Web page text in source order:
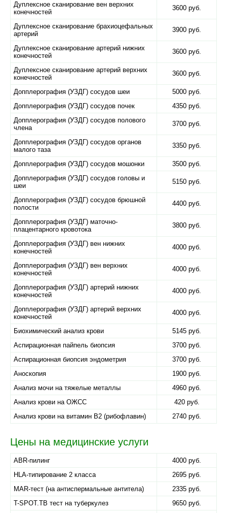
Дуплексное сканирование вен верхних
конечностей
3600 руб.
Дуплексное сканирование брахиоцефальных
артерий
3900 руб.
Дуплексное сканирование артерий нижних
конечностей
3600 руб.
Дуплексное сканирование артерий верхних
конечностей
3600 руб.
Допплерография (УЗДГ) сосудов шеи
5000 руб.
Допплерография (УЗДГ) сосудов почек
4350 руб.
Допплерография (УЗДГ) сосудов полового
члена
3700 руб.
Допплерография (УЗДГ) сосудов органов
малого таза
3350 руб.
Допплерография (УЗДГ) сосудов мошонки
3500 руб.
Допплерография (УЗДГ) сосудов головы и
шеи
5150 руб.
Допплерография (УЗДГ) сосудов брюшной
полости
4400 руб.
Допплерография (УЗДГ) маточно-
плацентарного кровотока
3800 руб.
Допплерография (УЗДГ) вен нижних
конечностей
4000 руб.
Допплерография (УЗДГ) вен верхних
конечностей
4000 руб.
Допплерография (УЗДГ) артерий нижних
конечностей
4000 руб.
Допплерография (УЗДГ) артерий верхних
конечностей
4000 руб.
Биохимический анализ крови
5145 руб.
Аспирационная пайпель биопсия
3700 руб.
Аспирационная биопсия эндометрия
3700 руб.
Аноскопия
1900 руб.
Анализ мочи на тяжелые металлы
4960 руб.
Анализ крови на ОЖСС
420 руб.
Анализ крови на витамин B2 (рибофлавин)
2740 руб.
Цены на медицинские услуги
ABR-пилинг
4000 руб.
HLA-типирование 2 класса
2695 руб.
MAR-тест (на антиспермальные антитела)
2335 руб.
T-SPOT.TB тест на туберкулез
9650 руб.